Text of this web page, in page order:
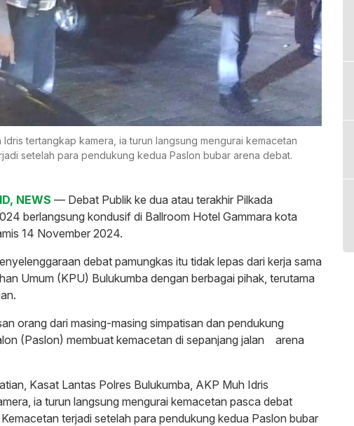
Idris tertangkap kamera, ia turun langsung mengurai kemacetan
setelah para pendukung kedua Paslon bubar arena debat.
NEWS — Debat Publik ke dua atau terakhir Pilkada
berlangsung kondusif di Ballroom Hotel Gammara kota
14 November 2024.
debat pamungkas itu tidak lepas dari kerja sama
Umum (KPU) Bulukumba dengan berbagai pihak, terutama
orang dari masing-masing simpatisan dan pendukung
(Paslon) membuat kemacetan di sepanjang jalan arena
Kasat Lantas Polres Bulukumba, AKP Muh Idris
ia turun langsung mengurai kemacetan pasca debat
terjadi setelah para pendukung kedua Paslon bubar